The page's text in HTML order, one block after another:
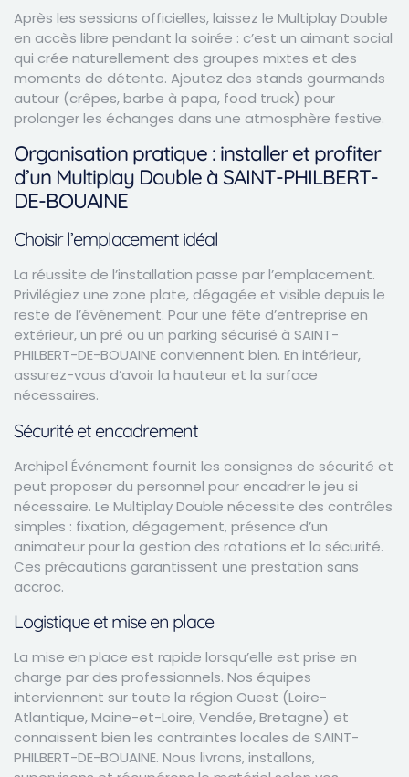
Après les sessions officielles, laissez le Multiplay Double
en accès libre pendant la soirée : c’est un aimant social
qui crée naturellement des groupes mixtes et des
moments de détente. Ajoutez des stands gourmands
autour (crêpes, barbe à papa, food truck) pour
prolonger les échanges dans une atmosphère festive.
Organisation pratique : installer et profiter
d’un Multiplay Double à SAINT-PHILBERT-
DE-BOUAINE
Choisir l’emplacement idéal
La réussite de l’installation passe par l’emplacement.
Privilégiez une zone plate, dégagée et visible depuis le
reste de l’événement. Pour une fête d’entreprise en
extérieur, un pré ou un parking sécurisé à SAINT-
PHILBERT-DE-BOUAINE conviennent bien. En intérieur,
assurez-vous d’avoir la hauteur et la surface
nécessaires.
Sécurité et encadrement
Archipel Événement fournit les consignes de sécurité et
peut proposer du personnel pour encadrer le jeu si
nécessaire. Le Multiplay Double nécessite des contrôles
simples : fixation, dégagement, présence d’un
animateur pour la gestion des rotations et la sécurité.
Ces précautions garantissent une prestation sans
accroc.
Logistique et mise en place
La mise en place est rapide lorsqu’elle est prise en
charge par des professionnels. Nos équipes
interviennent sur toute la région Ouest (Loire-
Atlantique, Maine-et-Loire, Vendée, Bretagne) et
connaissent bien les contraintes locales de SAINT-
PHILBERT-DE-BOUAINE. Nous livrons, installons,